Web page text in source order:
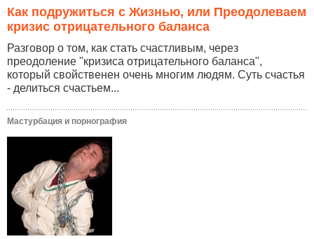
Как подружиться с Жизнью, или Преодолеваем
кризис отрицательного баланса
Разговор о том, как стать счастливым, через
преодоление "кризиса отрицательного баланса",
который свойственен очень многим людям. Суть счастья
- делиться счастьем...
Мастурбация и порнография